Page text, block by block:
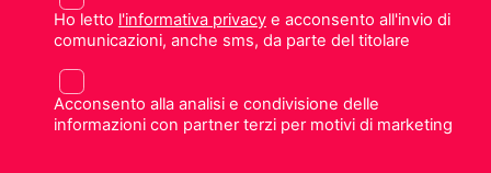
Ho letto l'informativa privacye acconsento all'invio di
comunicazioni, anche sms, da parte del titolare
Acconsento alla analisi e condivisione delle
informazioni con partner terzi per motivi di marketing